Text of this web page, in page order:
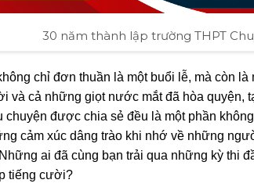
30 năm thành lập trường THPT
chỉ đơn thuần là một buổi lễ, mà còn
và cả những giọt nước mắt đã hòa quyện,
chuyện được chia sẻ đều là một phần
cảm xúc dâng trào khi nhớ về những
ai đã cùng bạn trải qua những kỳ thi
tiếng cười?